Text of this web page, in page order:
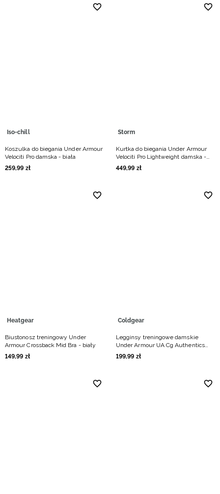
Iso-chill
Koszulka do biegania Under Armour
Velociti Pro damska - biała
259,99 zł
Storm
Kurtka do biegania Under Armour
Velociti Pro Lightweight damska -
czarna
449,99 zł
Heatgear
Biustonosz treningowy Under
Armour Crossback Mid Bra - biały
149,99 zł
Coldgear
Legginsy treningowe damskie
Under Armour UA Cg Authentics
Legging - czarne
199,99 zł